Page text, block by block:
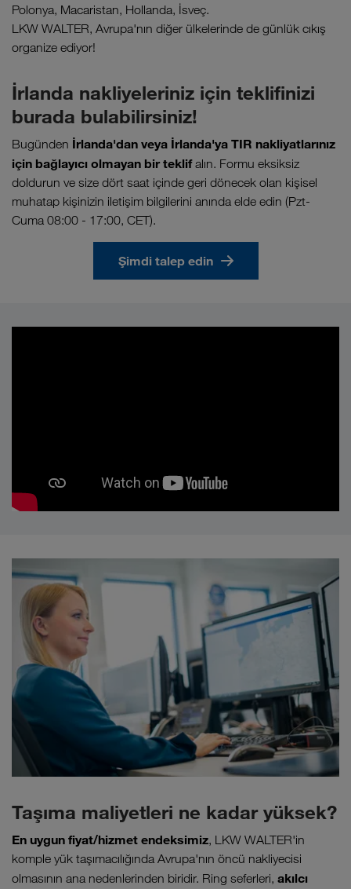
Polonya, Macaristan, Hollanda, İsveç.
LKW WALTER, Avrupa'nın diğer ülkelerinde de günlük cıkış
organize ediyor!
İrlanda nakliyeleriniz için teklifinizi
burada bulabilirsiniz!
Bugünden İrlanda'dan veya İrlanda'ya TIR nakliyatlarınız
için bağlayıcı olmayan bir teklifalın. Formu eksiksiz
doldurun ve size dört saat içinde geri dönecek olan kişisel
muhatap kişinizin iletişim bilgilerini anında elde edin (Pzt-
Cuma 08:00 - 17:00, CET).
Şimdi talep edin
Taşıma maliyetleri ne kadar yüksek?
En uygun fiyat/hizmet endeksimiz, LKW WALTER'in
komple yük taşımacılığında Avrupa'nın öncü nakliyecisi
olmasının ana nedenlerinden biridir. Ring seferleri, akılcı